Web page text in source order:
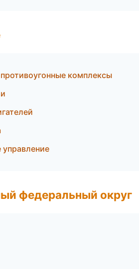
комплексы
федеральный округ